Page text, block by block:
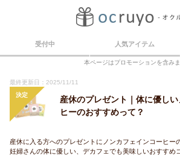
受付中 人気アイテム
本ページはプロモーションを含み
最終更新日：2025/11/11
決定
産休のプレゼント｜体に優し
ヒーのおすすめって？
産休に入る方へのプレゼントにノンカフェインコーヒー
妊婦さんの体に優しい、デカフェでも美味しいおすすめ